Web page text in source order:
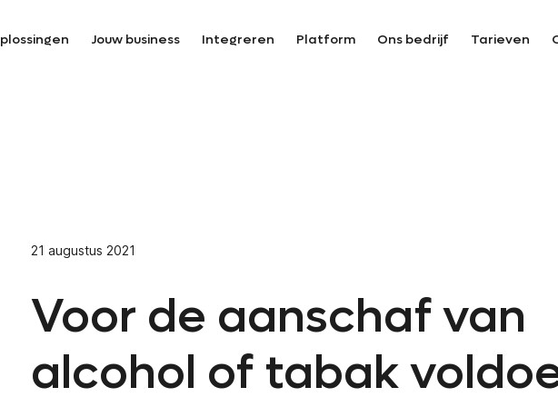
Jouw business Integreren Platform Ons bedrijf Tarieven
21 augustus 2021
Voor de aanschaf van
alcohol of tabak